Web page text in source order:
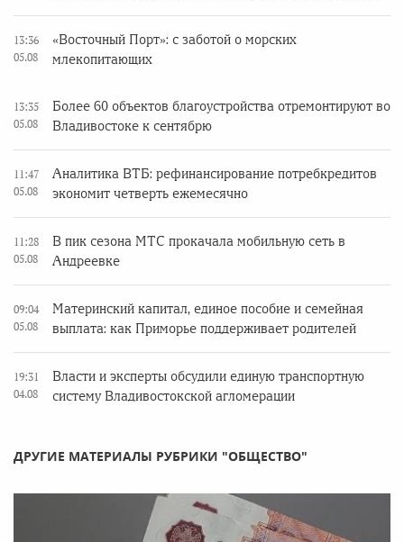
13:36
05.08
«Восточный Порт»: с заботой о морских
млекопитающих
13:35
05.08
Более 60 объектов благоустройства отремонтируют во
Владивостоке к сентябрю
11:47
05.08
Аналитика ВТБ: рефинансирование потребкредитов
экономит четверть ежемесячно
11:28
05.08
В пик сезона МТС прокачала мобильную сеть в
Андреевке
09:04
05.08
Материнский капитал, единое пособие и семейная
выплата: как Приморье поддерживает родителей
19:31
04.08
Власти и эксперты обсудили единую транспортную
систему Владивостокской агломерации
ДРУГИЕ МАТЕРИАЛЫ РУБРИКИ "ОБЩЕСТВО"